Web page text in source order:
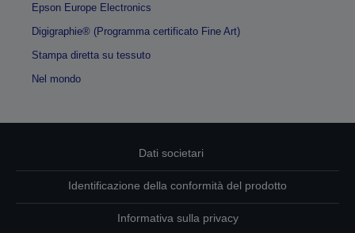
Epson Europe Electronics
Digigraphie® (Programma certificato Fine Art)
Stampa diretta su tessuto
Nel mondo
Dati societari
Identificazione della conformità del prodotto
Informativa sulla privacy